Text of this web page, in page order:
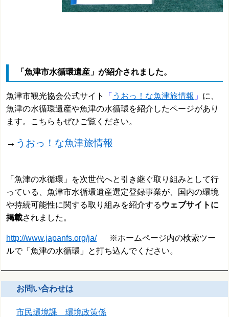
「魚津市水循環遺産 」が紹介されました。
魚津市観光協会公式サイト 「 うおっ！な魚津旅情報 」 に、
魚津の水循環遺産や魚津の水循環を紹介したページがあり
ます。
こちらもぜひご覧ください。
→ うおっ！な魚津旅情報
「魚津の水循環」を次世代へと引き継ぐ取り組みとして行
っている、魚津市水循環遺産選定登録事業が、国内の環境
や持続可能性に関する取り組みを紹介する ウェブサイトに
掲載されました。
http://www.japanfs.org/ja/
※ホームページ内の検索ツー
ルで「魚津の水循環」と打ち込んでください。
お問い合わせは
市民環境課 環境政策係